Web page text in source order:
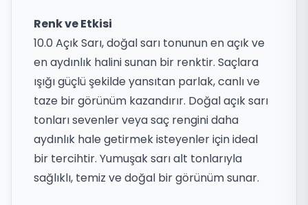
Renk ve Etkisi
10.0 Açık Sarı, doğal sarı tonunun en açık ve
en aydınlık halini sunan bir renktir. Saçlara
ışığı güçlü şekilde yansıtan parlak, canlı ve
taze bir görünüm kazandırır. Doğal açık sarı
tonları sevenler veya saç rengini daha
aydınlık hale getirmek isteyenler için ideal
bir tercihtir. Yumuşak sarı alt tonlarıyla
sağlıklı, temiz ve doğal bir görünüm sunar.